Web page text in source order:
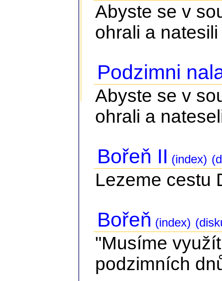
Abyste se v
ohrali a
Podzimni
Abyste se v
ohrali a
Bořeň II (index)
Lezeme cestu
Bořeň (index)
"Musíme
podzimních